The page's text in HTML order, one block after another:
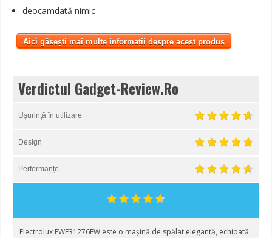
deocamdată nimic
Aici găsești mai multe informații despre acest produs
Verdictul Gadget-Review.Ro
Ușurință în utilizare
Design
Performanțe
Electrolux EWF31276EW este o mașină de spălat elegantă, echipată